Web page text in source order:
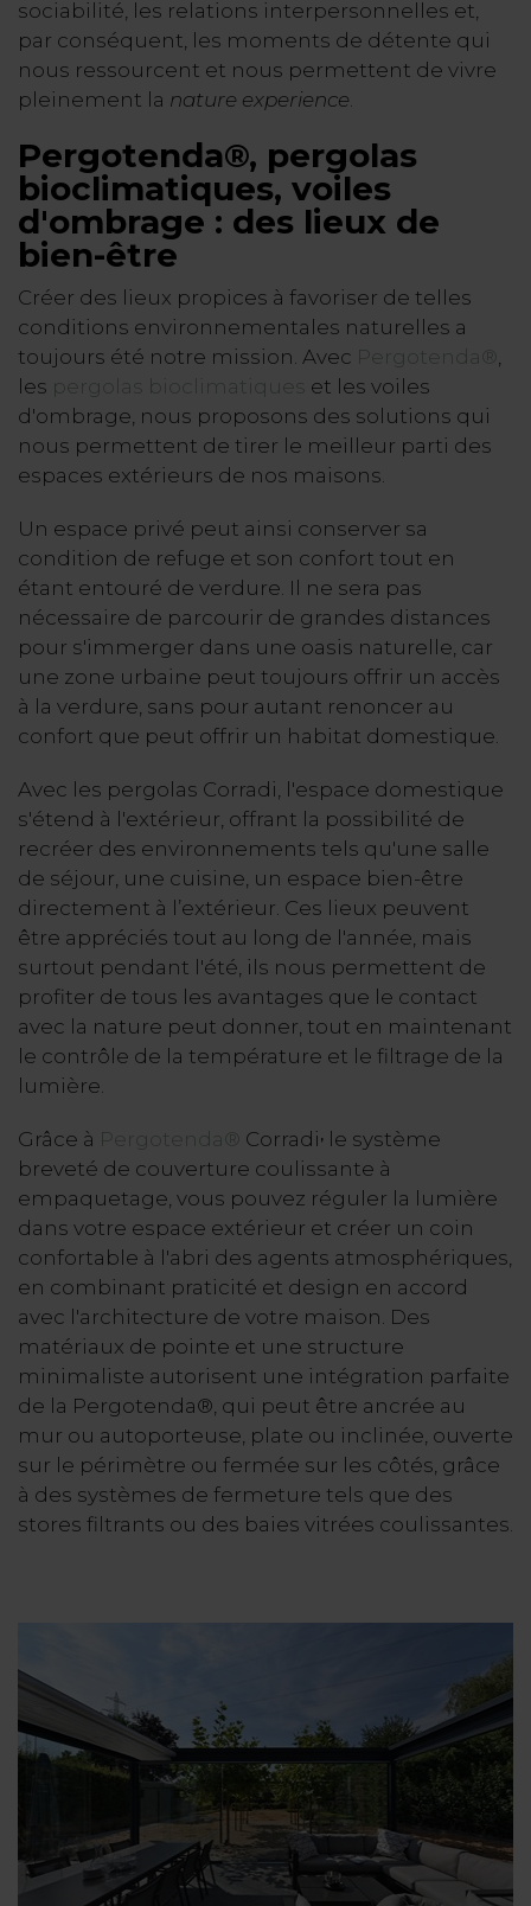
sociabilité, les relations interpersonnelles et,
par conséquent, les moments de détente qui
nous ressourcent et nous permettent de vivre
pleinement la nature experience.
Pergotenda®, pergolas
bioclimatiques, voiles
d'ombrage : des lieux de
bien-être
Créer des lieux propices à favoriser de telles
conditions environnementales naturelles a
toujours été notre mission. Avec Pergotenda® ,
les pergolas bioclimatiques
et les voiles
d'ombrage, nous proposons des solutions qui
nous permettent de tirer le meilleur parti des
espaces extérieurs de nos maisons.
Un espace privé peut ainsi conserver sa
condition de refuge et son confort tout en
étant entouré de verdure. Il ne sera pas
nécessaire de parcourir de grandes distances
pour s'immerger dans une oasis naturelle, car
une zone urbaine peut toujours offrir un accès
à la verdure, sans pour autant renoncer au
confort que peut offrir un habitat domestique.
Avec les pergolas Corradi, l'espace domestique
s'étend à l'extérieur, offrant la possibilité de
recréer des environnements tels qu'une salle
de séjour, une cuisine, un espace bien-être
directement à l’extérieur. Ces lieux peuvent
être appréciés tout au long de l'année, mais
surtout pendant l'été, ils nous permettent de
profiter de tous les avantages que le contact
avec la nature peut donner, tout en maintenant
le contrôle de la température et le filtrage de la
lumière.
Grâce à Pergotenda® Corradi ,
le système
breveté de couverture coulissante à
empaquetage, vous pouvez réguler la lumière
dans votre espace extérieur et créer un coin
confortable à l'abri des agents atmosphériques,
en combinant praticité et design en accord
avec l'architecture de votre maison. Des
matériaux de pointe et une structure
minimaliste autorisent une intégration parfaite
de la Pergotenda®, qui peut être ancrée au
mur ou autoporteuse, plate ou inclinée, ouverte
sur le périmètre ou fermée sur les côtés, grâce
à des systèmes de fermeture tels que des
stores filtrants ou des baies vitrées coulissantes.